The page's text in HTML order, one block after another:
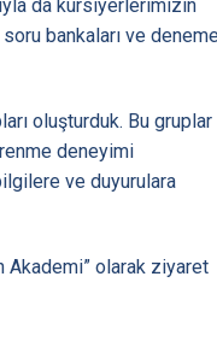
da kursiyerlerimizin
soru bankaları ve
oluşturduk. Bu gruplar
deneyimi
ve duyurulara
Akademi” olarak ziyaret